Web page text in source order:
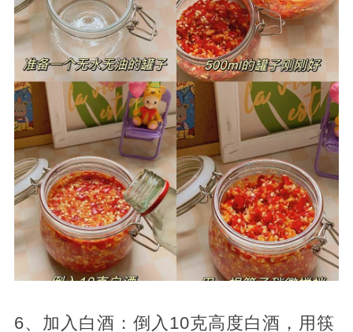
6、加入白酒：倒入10克高度白酒，用筷